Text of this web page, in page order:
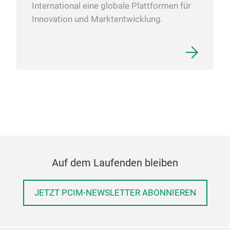
International eine globale Plattformen für
Innovation und Marktentwicklung.
Auf dem Laufenden bleiben
JETZT PCIM-NEWSLETTER ABONNIEREN